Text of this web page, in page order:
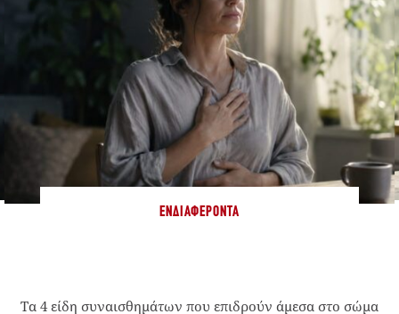
ΕΝΔΙΑΦΈΡΟΝΤΑ
Τα 4 είδη συναισθημάτων που επιδρούν άμεσα στο σώμα